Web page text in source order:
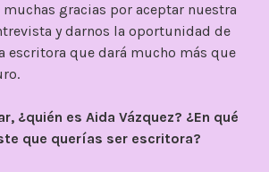
muchas gracias por aceptar nuestra
y darnos la oportunidad de
escritora que dará mucho más que
¿quién es Aida Vázquez? ¿En qué
que querías ser escritora?